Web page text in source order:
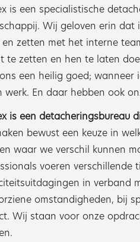
is een specialistische
Wij geloven erin
zetten met het interne
te zetten en hen te laten
een heilig goed;
werk. En daar hebben ook
is een detacheringsbureau
bewust een keuze in
waar we verschil kunnen
voeren
in verband
omstandigheden, bij
Wij staan voor onze